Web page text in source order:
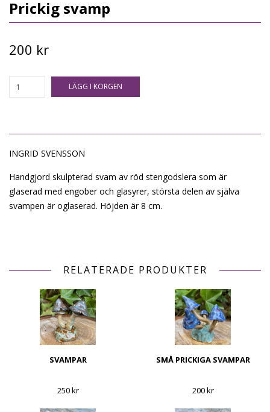
Prickig svamp
200 kr
LÄGG I KORGEN
INGRID SVENSSON
Handgjord skulpterad svam av röd stengodslera som är
glaserad med engober och glasyrer, största delen av själva
svampen är oglaserad. Höjden är 8 cm.
RELATERADE PRODUKTER
SVAMPAR
250 kr
SMÅ PRICKIGA SVAMPAR
200 kr